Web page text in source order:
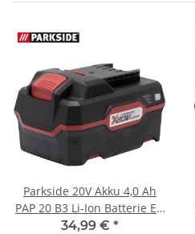
Parkside 20V Akku 4,0 Ah
PAP 20 B3 Li-Ion Batterie EU
für Geräte der Parkside X
34,99 € *